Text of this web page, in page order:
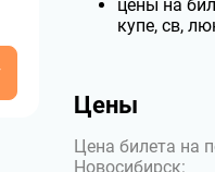
цены на
купе, св,
Цены
Цена билета на
Новосибирск: